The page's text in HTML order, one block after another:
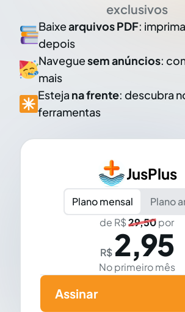
exclusivos
Baixearquivos PDF:
depois
Naveguesem anúncios:
mais
Esteja na frente: descubra
ferramentas
JusPlus
Plano mensal
Plano
de R$29,50por
R$ 2,95
No primeiro mês
Assinar